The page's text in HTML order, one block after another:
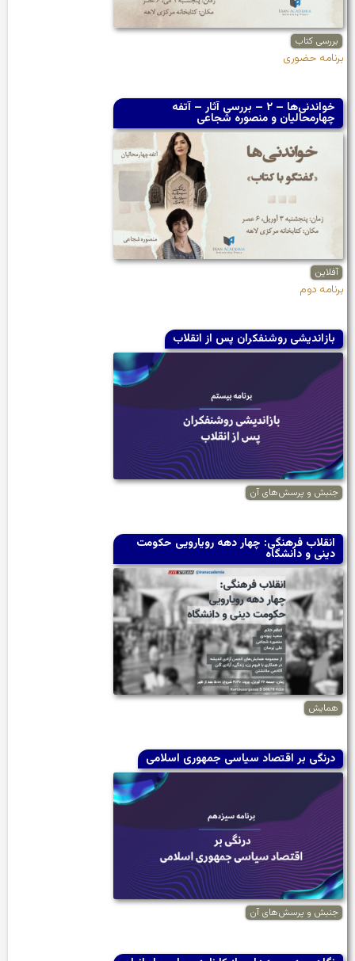
بررسی کتاب
برنامه حضوری
خواندنی‌ها – ۲ – بررسی آثار – آتفه
چهارمحالیان و منصوره شجاعی
آفلاین
برنامه دوم
باز‌اندیشی روشنفکران پس از انقلاب
جنبش و پرسش‌های آن
انقلاب فرهنگی: چهار دهه رویارویی حکومت
دینی و دانشگاه
همایش
درنگی بر اقتصاد سیاسی جمهوری اسلامی
جنبش و پرسش‌های آن